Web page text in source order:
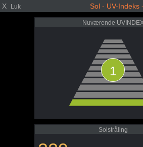
X Luk Sol - UV-Indeks
Nuværende
1
Solstråling